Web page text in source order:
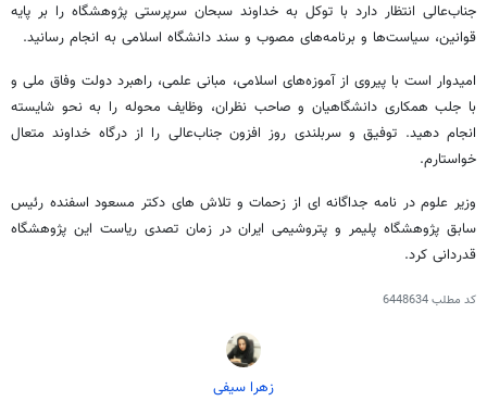
جناب‌عالی انتظار دارد با توکل به خداوند سبحان سرپرستی پژوهشگاه را بر پایه
قوانین، سیاست‌ها و برنامه‌های مصوب و سند دانشگاه اسلامی به انجام رسانید.
امیدوار است با پیروی از آموزه‌های اسلامی، مبانی علمی، راهبرد دولت وفاق ملی و
با جلب همکاری دانشگاهیان و صاحب نظران، وظایف محوله را به نحو شایسته
انجام دهید. توفیق و سربلندی روز افزون جناب‌عالی را از درگاه خداوند متعال
خواستارم.
وزیر علوم در نامه جداگانه ای از زحمات و تلاش های دکتر مسعود اسفنده رئیس
سابق پژوهشگاه پلیمر و پتروشیمی ایران در زمان تصدی ریاست این پژوهشگاه
قدردانی کرد.
کد مطلب6448634
زهرا سیفی